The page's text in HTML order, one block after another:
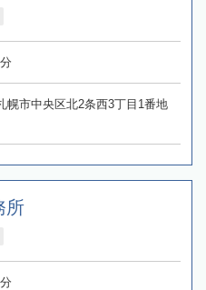
幌市中央区北2条西3丁目1番地
所